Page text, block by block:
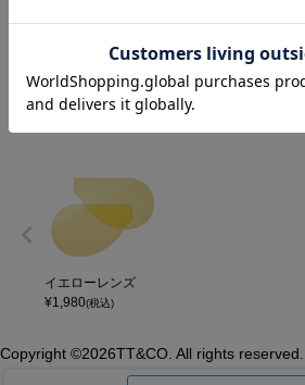
商品についてのお問い合わせ
最近閲覧した商品
イエローレンズ
¥1,980(税込)
Copyright ©2026TT&CO. All rights reserved.